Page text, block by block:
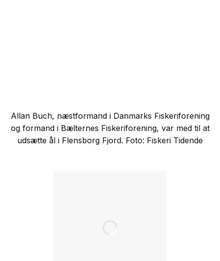
Allan Buch, næstformand i Danmarks Fiskeriforening
og formand i Bælternes Fiskeriforening, var med til at
udsætte ål i Flensborg Fjord. Foto: Fiskeri Tidende